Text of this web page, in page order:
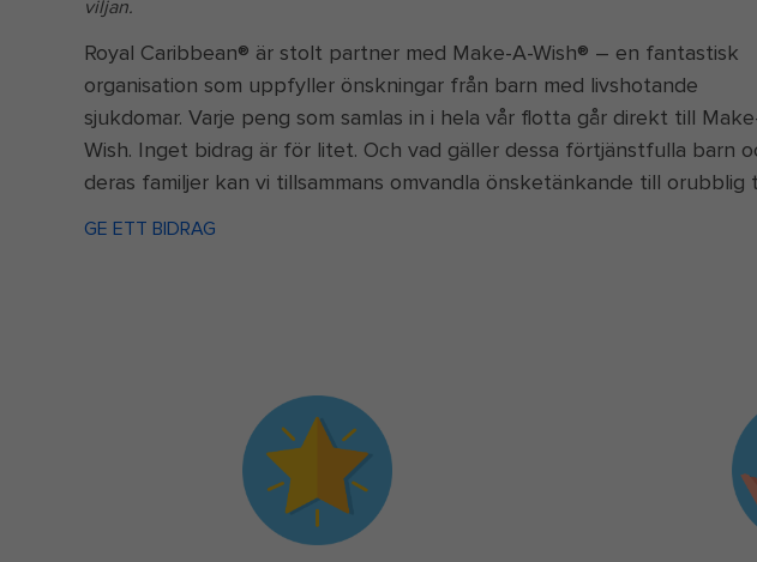
viljan.
Royal Caribbean® är stolt partner med Make-A-Wish® – en fantastisk
organisation som uppfyller önskningar från barn med livshotande
sjukdomar. Varje peng som samlas in i hela vår flotta går direkt till
Wish. Inget bidrag är för litet. Och vad gäller dessa förtjänstfulla barn
deras familjer kan vi tillsammans omvandla önsketänkande till orubblig
GE ETT BIDRAG